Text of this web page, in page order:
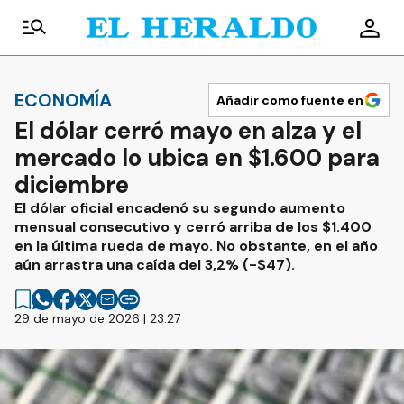
ECONOMÍA Añadir como fuente en
El dólar cerró mayo en alza y el
mercado lo ubica en $1.600 para
diciembre
El dólar oficial encadenó su segundo aumento
mensual consecutivo y cerró arriba de los $1.400
en la última rueda de mayo. No obstante, en el año
aún arrastra una caída del 3,2% (-$47).
29 de mayo de 2026 | 23:27